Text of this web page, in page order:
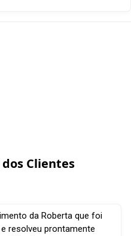
Clientes
da Roberta que foi
resolveu prontamente